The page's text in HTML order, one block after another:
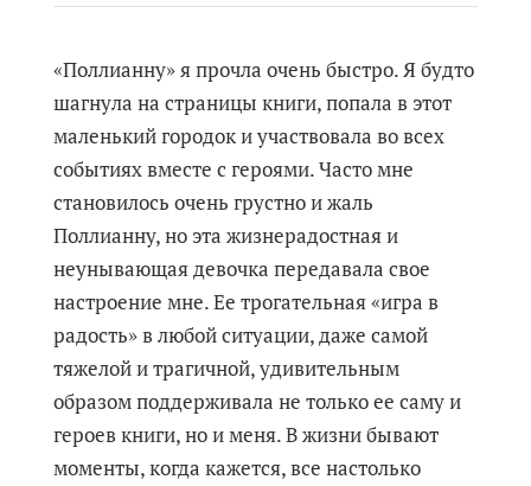
«Поллианну» я прочла очень быстро. Я будто
шагнула на страницы книги, попала в этот
маленький городок и участвовала во всех
событиях вместе с героями. Часто мне
становилось очень грустно и жаль
Поллианну, но эта жизнерадостная и
неунывающая девочка передавала свое
настроение мне. Ее трогательная «игра в
радость» в любой ситуации, даже самой
тяжелой и трагичной, удивительным
образом поддерживала не только ее саму и
героев книги, но и меня. В жизни бывают
моменты, когда кажется, все настолько